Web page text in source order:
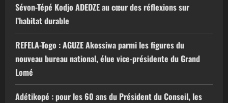
Sévon-Tépé Kodjo ADEDZE au cœur des réflexions sur
l’habitat durable
REFELA-Togo : AGUZE Akossiwa parmi les figures du
nouveau bureau national, élue vice-présidente du Grand
Lomé
Adétikopé : pour les 60 ans du Président du Conseil, les